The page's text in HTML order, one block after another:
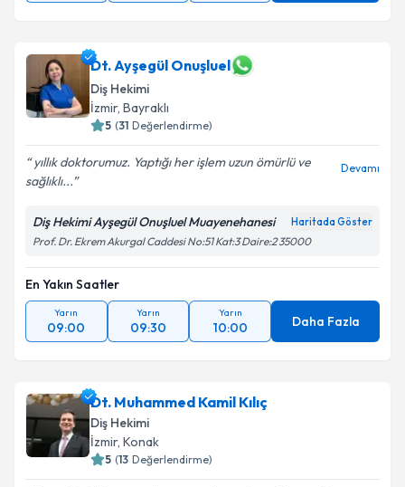
Dt. Ayşegül Onuşluel
Diş Hekimi
İzmir, Bayraklı
5 (31 Değerlendirme)
yıllık doktorumuz. Yaptığı her işlem uzun ömürlü ve
sağlıklı...
Devamı
Diş Hekimi Ayşegül Onuşluel Muayenehanesi Haritada Göster
Prof. Dr. Ekrem Akurgal Caddesi No:51 Kat:3 Daire:2 35000
En Yakın Saatler
Yarın
09:00
Yarın
09:30
Yarın
10:00 Daha Fazla
Dt. Muhammed Kamil Kılıç
Diş Hekimi
İzmir, Konak
5 (13 Değerlendirme)